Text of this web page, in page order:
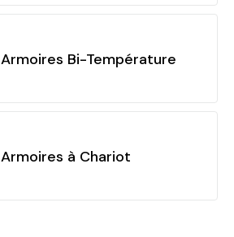
Armoires Bi-Température
Armoires à Chariot